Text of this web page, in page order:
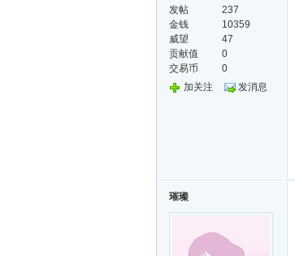
发帖
237
金钱
10359
威望
47
贡献值
0
交易币
0
加关注
发消息
璀璨